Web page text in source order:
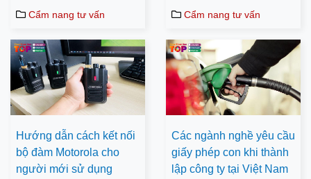
Cẩm nang tư vấn Cẩm nang tư vấn
Hướng dẫn cách kết nối
bộ đàm Motorola cho
người mới sử dụng
Các ngành nghề yêu cầu
giấy phép con khi thành
lập công ty tại Việt Nam